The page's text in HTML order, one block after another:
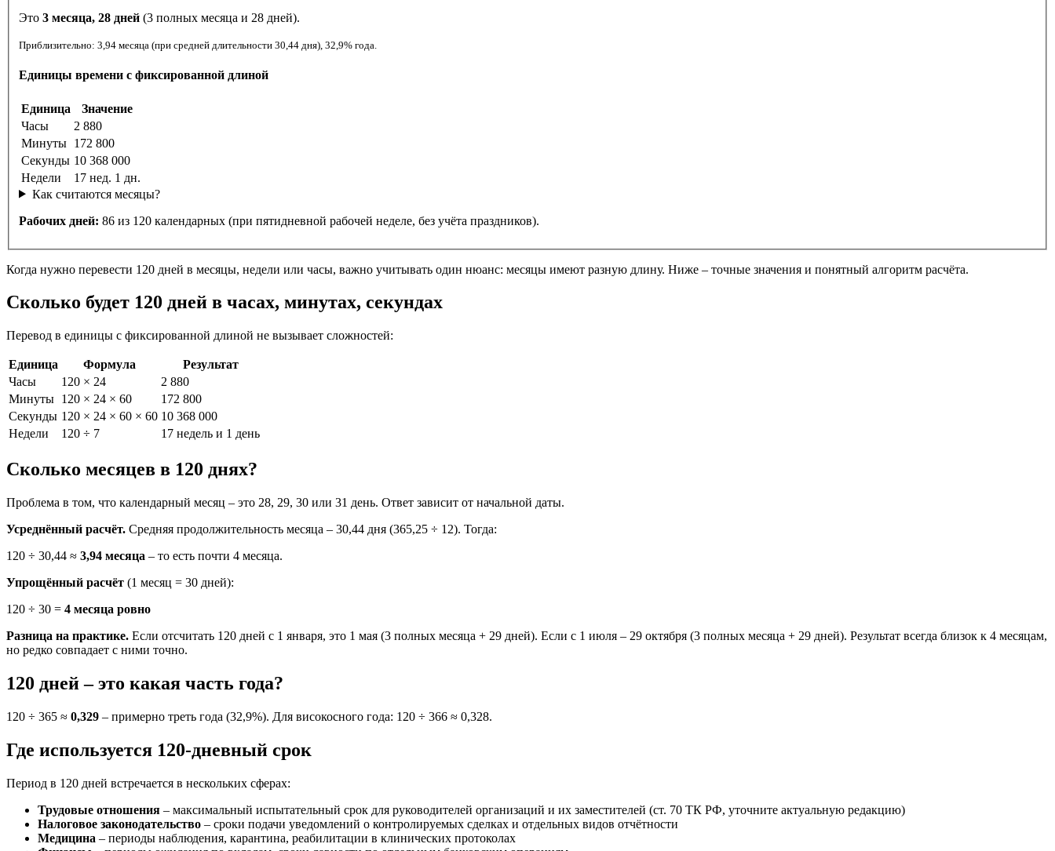
Это 3 месяца, 28 дней (3 полных месяца и 28 дней).
Приблизительно: 3,94 месяца (при средней длительности 30,44 дня), 32,9% года.
Единицы времени с фиксированной длиной
Единица
Значение
Часы
2 880
Минуты 172 800
Секунды 10 368 000
Недели
17 нед. 1 дн.
Как считаются месяцы?
Рабочих дней: 86 из 120 календарных (при пятидневной рабочей неделе, без учёта праздников).
Когда нужно перевести 120 дней в месяцы, недели или часы, важно учитывать один нюанс: месяцы имеют разную длину. Ниже – точные значения и понятный алгоритм расчёта.
Сколько будет 120 дней в часах, минутах, секундах
Перевод в единицы с фиксированной длиной не вызывает сложностей:
Единица Формула
Результат
Часы
120 × 24
2 880
Минуты 120 × 24 × 60
172 800
Секунды 120 × 24 × 60 × 60 10 368 000
Недели
120 ÷ 7 17 недель и 1 день
Сколько месяцев в 120 днях?
Проблема в том, что календарный месяц – это 28, 29, 30 или 31 день. Ответ зависит от начальной даты.
Усреднённый расчёт. Средняя продолжительность месяца – 30,44 дня (365,25 ÷ 12). Тогда:
120 ÷ 30,44 ≈ 3,94 месяца – то есть почти 4 месяца.
Упрощённый расчёт (1 месяц = 30 дней):
120 ÷ 30 = 4 месяца ровно
Разница на практике. Если отсчитать 120 дней с 1 января, это 1 мая (3 полных месяца + 29 дней). Если с 1 июля – 29 октября (3 полных месяца + 29 дней). Результат всегда близок к 4 месяцам,
но редко совпадает с ними точно.
120 дней – это какая часть года?
120 ÷ 365 ≈ 0,329 – примерно треть года (32,9%). Для високосного года: 120 ÷ 366 ≈ 0,328.
Где используется 120-дневный срок
Период в 120 дней встречается в нескольких сферах:
Трудовые отношения – максимальный испытательный срок для руководителей организаций и их заместителей (ст. 70 ТК РФ, уточните актуальную редакцию)
Налоговое законодательство – сроки подачи уведомлений о контролируемых сделках и отдельных видов отчётности
Медицина – периоды наблюдения, карантина, реабилитации в клинических протоколах